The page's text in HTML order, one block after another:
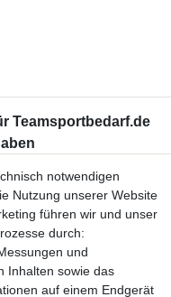
notwendigen
Nutzung unserer Website
führen wir und unser
durch:
und
Inhalten sowie das
auf einem Endgerät